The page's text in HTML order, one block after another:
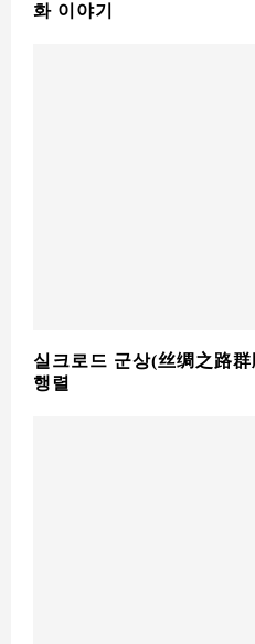
화 이야기
실크로드 군상(丝绸之路
행렬